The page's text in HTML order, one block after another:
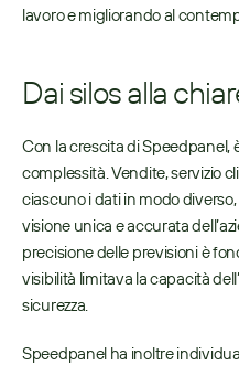
lavoro e migliorando al
Dai silos alla
Con la crescita di Speedpanel,
complessità. Vendite, servizio
ciascuno i dati in modo
visione unica e accurata
precisione delle previsioni è
visibilità limitava la capacità
sicurezza.
Speedpanel ha inoltre